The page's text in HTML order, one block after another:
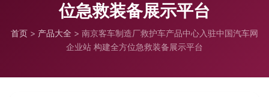
位急救装备展示平台
首页 > 产品大全 > 南京客车制造厂救护车产品中心入驻中国汽车网
企业站 构建全方位急救装备展示平台